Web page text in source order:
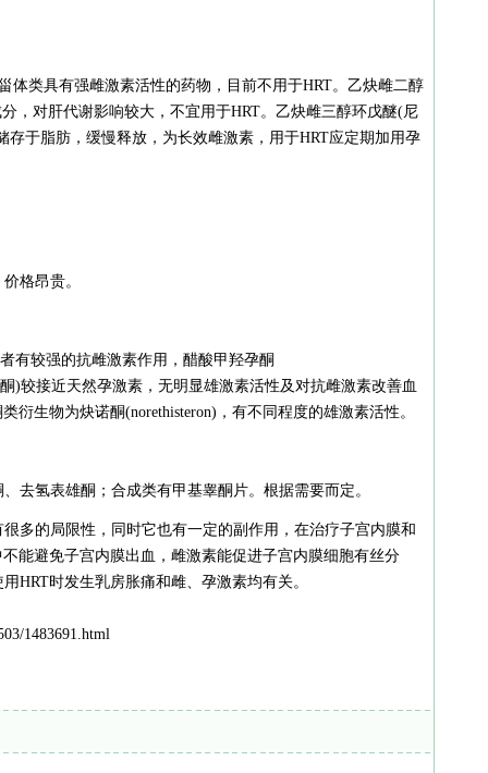
体类具有强雌激素活性的药物，目前不用于HRT。乙炔雌二醇
，对肝代谢影响较大，不宜用于HRT。乙炔雌三醇环戊醚(尼
于脂肪，缓慢释放，为长效雌激素，用于HRT应定期加用孕
格昂贵。
有较强的抗雌激素作用，醋酸甲羟孕酮
酮)较接近天然孕激素，无明显雄激素活性及对抗雌激素改善血
衍生物为炔诺酮(norethisteron)，有不同程度的雄激素活性。
去氢表雄酮；合成类有甲基睾酮片。根据需要而定。
很多的局限性，同时它也有一定的副作用，在治疗子宫内膜和
能避免子宫内膜出血，雌激素能促进子宫内膜细胞有丝分
HRT时发生乳房胀痛和雌、孕激素均有关。
1483691.html